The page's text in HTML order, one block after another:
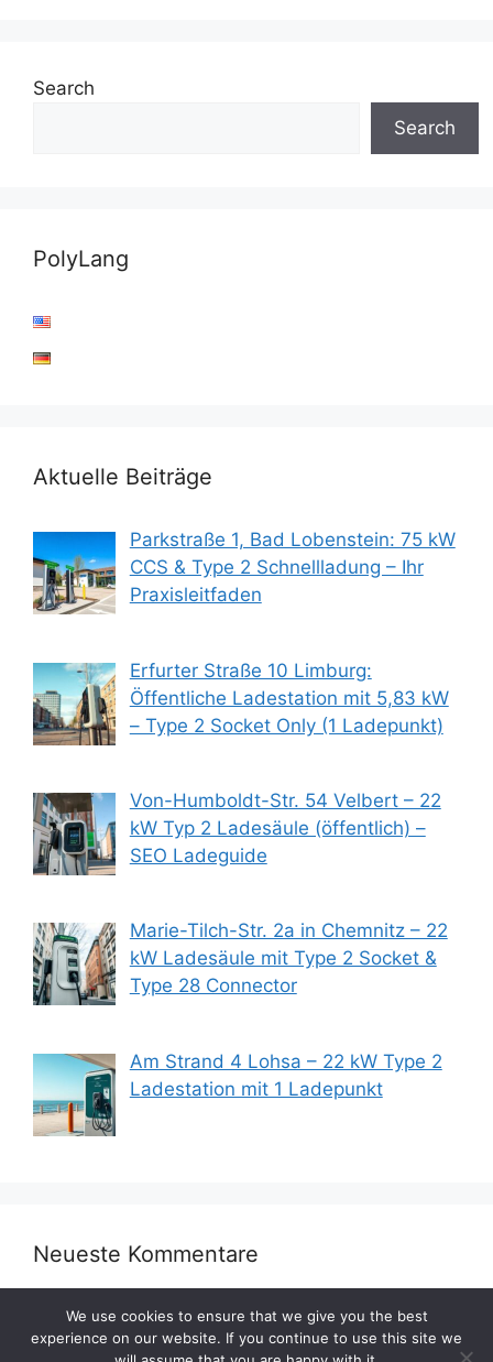
Search
Search
PolyLang
Aktuelle Beiträge
Parkstraße 1, Bad Lobenstein: 75 kW
CCS & Type 2 Schnellladung – Ihr
Praxisleitfaden
Erfurter Straße 10 Limburg:
Öffentliche Ladestation mit 5,83 kW
– Type 2 Socket Only (1 Ladepunkt)
Von-Humboldt-Str. 54 Velbert – 22
kW Typ 2 Ladesäule (öffentlich) –
SEO Ladeguide
Marie-Tilch-Str. 2a in Chemnitz – 22
kW Ladesäule mit Type 2 Socket &
Type 28 Connector
Am Strand 4 Lohsa – 22 kW Type 2
Ladestation mit 1 Ladepunkt
Neueste Kommentare
We use cookies to ensure that we give you the best
experience on our website. If you continue to use this site we